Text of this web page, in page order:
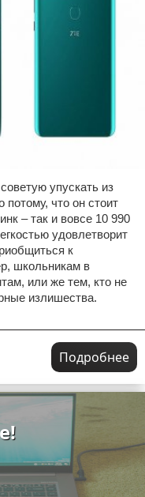
упускать из
что он стоит
– так и вовсе 10 990
удовлетворит
к
школьникам в
или же тем, кто не
излишества.
Подробнее